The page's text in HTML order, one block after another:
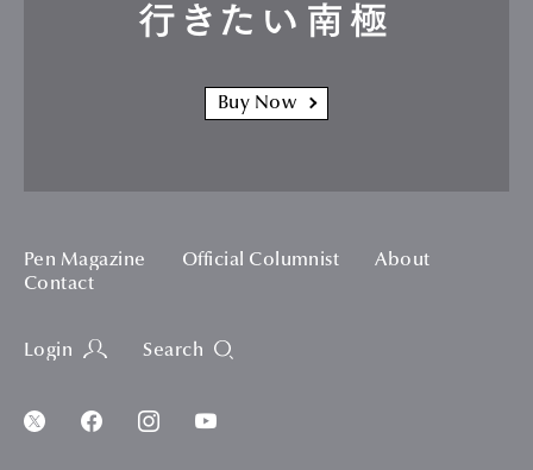
行きたい南極
Buy Now
Pen Magazine Official Columnist
About
Contact
Login Search